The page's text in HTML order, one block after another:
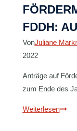
FDDH:
VonJuliane
2022
Anträge auf
zum Ende des
Weiterlesen